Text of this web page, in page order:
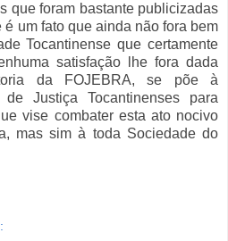
que foram bastante publicizadas
um fato que ainda não fora bem
Tocantinense que certamente
satisfação lhe fora dada
da FOJEBRA, se põe à
Justiça Tocantinenses para
vise combater esta ato nocivo
mas sim à toda Sociedade do